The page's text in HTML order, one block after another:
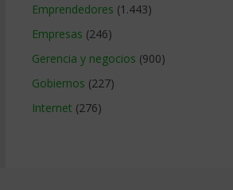
Emprendedores (1.443)
Empresas (246)
Gerencia y negocios (900)
Gobiernos (227)
Internet (276)